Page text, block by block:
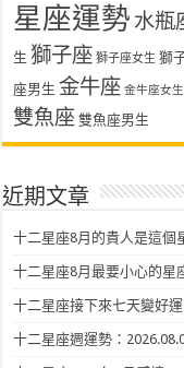
星座運勢 水瓶
生 獅子座 獅子座女生 獅
座男生 金牛座 金牛座女生
雙魚座 雙魚座男生
近期文章
十二星座8月的貴人是這個
十二星座8月最要小心的星
十二星座接下來七天變好
十二星座週運勢：